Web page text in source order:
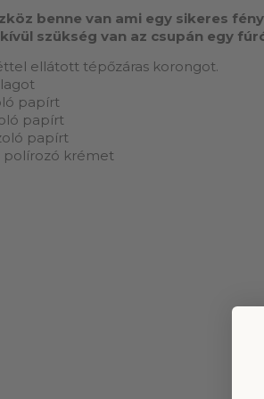
benne van ami egy sikeres
szükség van az csupán egy
ellátott tépőzáras korongot.
papírt
papírt
papírt
polírozó krémet